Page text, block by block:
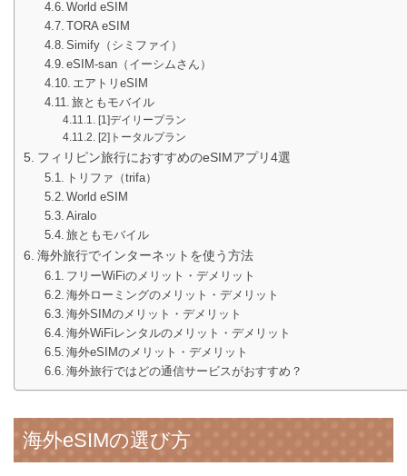
World eSIM
TORA eSIM
Simify（シミファイ）
eSIM-san（イーシムさん）
エアトリeSIM
旅ともモバイル
[1]デイリープラン
[2]トータルプラン
フィリピン旅行におすすめのeSIMアプリ4選
トリファ（trifa）
World eSIM
Airalo
旅ともモバイル
海外旅行でインターネットを使う方法
フリーWiFiのメリット・デメリット
海外ローミングのメリット・デメリット
海外SIMのメリット・デメリット
海外WiFiレンタルのメリット・デメリット
海外eSIMのメリット・デメリット
海外旅行ではどの通信サービスがおすすめ？
海外eSIMの選び方